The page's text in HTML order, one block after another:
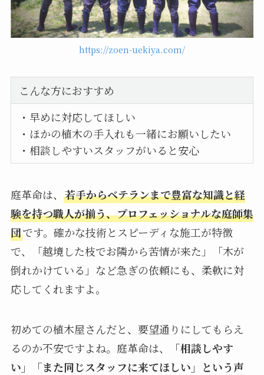
https://zoen-uekiya.com/
こんな方におすすめ
・早めに対応してほしい
・ほかの植木の手入れも一緒にお願いしたい
・相談しやすいスタッフがいると安心
庭革命は、 若手からベテランまで豊富な知識と経
験を持つ職人が揃う、プロフェッショナルな庭師集
団です。確かな技術とスピーディな施工が特徴
で、「越境した枝でお隣から苦情が来た」「木が
倒れかけている」など急ぎの依頼にも、柔軟に対
応してくれますよ。
初めての植木屋さんだと、要望通りにしてもらえ
るのか不安ですよね。庭革命は、
「相談しやす
い」「また同じスタッフに来てほしい」という声